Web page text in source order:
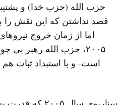
حزب الله (حزب خدا) و
قصد نداشتن که این نقش را
اما از زمان خروج
۲۰۰۵، حزب الله رهبر
است- و با استبداد ثبات